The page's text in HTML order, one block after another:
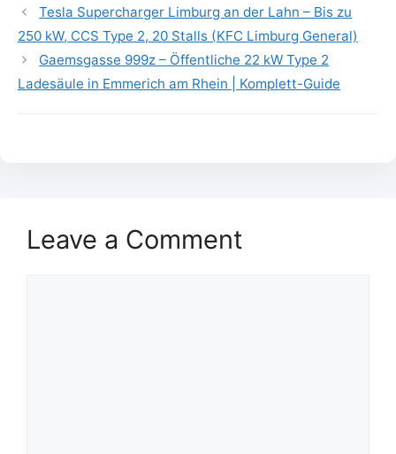
Tesla Supercharger Limburg an der Lahn – Bis zu
250 kW, CCS Type 2, 20 Stalls (KFC Limburg General)
Gaemsgasse 999z – Öffentliche 22 kW Type 2
Ladesäule in Emmerich am Rhein | Komplett-Guide
Leave a Comment